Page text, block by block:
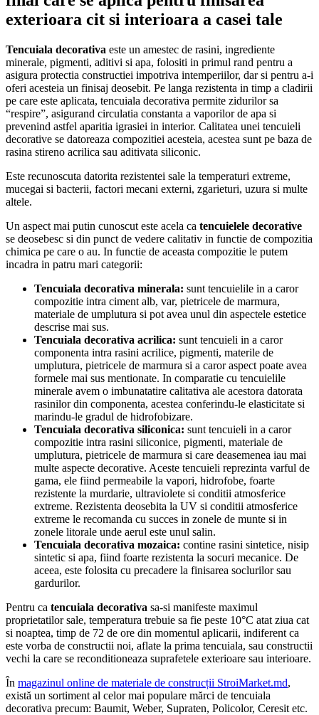
exterioara cit si interioara a casei tale
Tencuiala decorativa este un amestec de rasini, ingrediente
minerale, pigmenti, aditivi si apa, folositi in primul rand pentru a
asigura protectia constructiei impotriva intemperiilor, dar si pentru a-i
oferi acesteia un finisaj deosebit. Pe langa rezistenta in timp a cladirii
pe care este aplicata, tencuiala decorativa permite zidurilor sa
“respire”, asigurand circulatia constanta a vaporilor de apa si
prevenind astfel aparitia igrasiei in interior. Calitatea unei tencuieli
decorative se datoreaza compozitiei acesteia, acestea sunt pe baza de
rasina stireno acrilica sau aditivata siliconic.
Este recunoscuta datorita rezistentei sale la temperaturi extreme,
mucegai si bacterii, factori mecani externi, zgarieturi, uzura si multe
altele.
Un aspect mai putin cunoscut este acela ca tencuielele decorative
se deosebesc si din punct de vedere calitativ in functie de compozitia
chimica pe care o au. In functie de aceasta compozitie le putem
incadra in patru mari categorii:
Tencuiala decorativa minerala: sunt tencuielile in a caror
compozitie intra ciment alb, var, pietricele de marmura,
materiale de umplutura si pot avea unul din aspectele estetice
descrise mai sus.
Tencuiala decorativa acrilica: sunt tencuieli in a caror
componenta intra rasini acrilice, pigmenti, materile de
umplutura, pietricele de marmura si a caror aspect poate avea
formele mai sus mentionate. In comparatie cu tencuielile
minerale avem o imbunatatire calitativa ale acestora datorata
rasinilor din componenta, acestea conferindu-le elasticitate si
marindu-le gradul de hidrofobizare.
Tencuiala decorativa siliconica: sunt tencuieli in a caror
compozitie intra rasini siliconice, pigmenti, materiale de
umplutura, pietricele de marmura si care deasemenea iau mai
multe aspecte decorative. Aceste tencuieli reprezinta varful de
gama, ele fiind permeabile la vapori, hidrofobe, foarte
rezistente la murdarie, ultraviolete si conditii atmosferice
extreme. Rezistenta deosebita la UV si conditii atmosferice
extreme le recomanda cu succes in zonele de munte si in
zonele litorale unde aerul este unul salin.
Tencuiala decorativa mozaica: contine rasini sintetice, nisip
sintetic si apa, fiind foarte rezistenta la socuri mecanice. De
aceea, este folosita cu precadere la finisarea soclurilor sau
gardurilor.
Pentru ca tencuiala decorativa sa-si manifeste maximul
proprietatilor sale, temperatura trebuie sa fie peste 10°C atat ziua cat
si noaptea, timp de 72 de ore din momentul aplicarii, indiferent ca
este vorba de constructii noi, aflate la prima tencuiala, sau constructii
vechi la care se reconditioneaza suprafetele exterioare sau interioare.
În magazinul online de materiale de construcții StroiMarket.md,
există un sortiment al celor mai populare mărci de tencuiala
decorativa precum: Baumit, Weber, Supraten, Policolor, Ceresit etc.